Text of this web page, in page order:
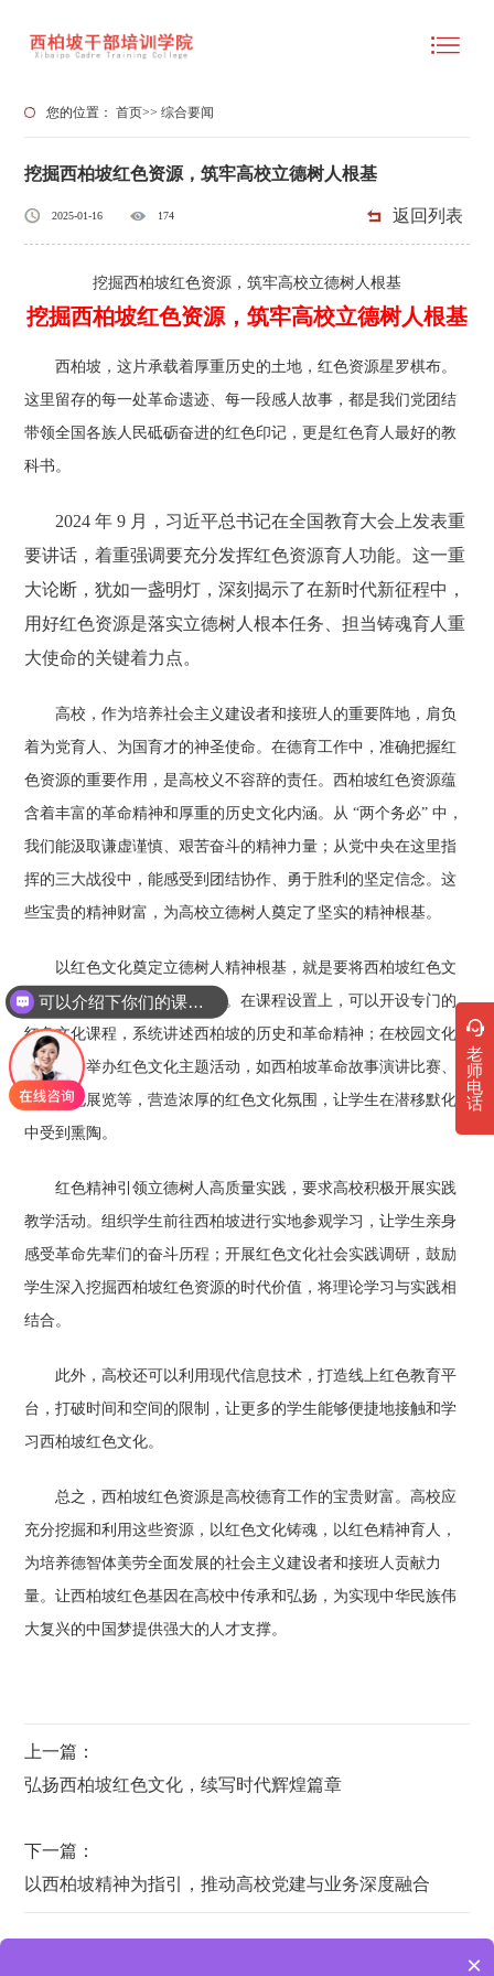
您的位置：首页>>综合要闻
挖掘西柏坡红色资源，筑牢高校立德树人根基
2025-01-16 174 返回列表
挖掘西柏坡红色资源，筑牢高校立德树人根基
挖掘西柏坡红色资源，筑牢高校立德树人根基
西柏坡，这片承载着厚重历史的土地，红色资源星罗棋布。
这里留存的每一处革命遗迹、每一段感人故事，都是我们党团结
带领全国各族人民砥砺奋进的红色印记，更是红色育人最好的教
科书。
2024 年 9 月，习近平总书记在全国教育大会上发表重
要讲话，着重强调要充分发挥红色资源育人功能。这一重
大论断，犹如一盏明灯，深刻揭示了在新时代新征程中，
用好红色资源是落实立德树人根本任务、担当铸魂育人重
大使命的关键着力点。
高校，作为培养社会主义建设者和接班人的重要阵地，肩负
着为党育人、为国育才的神圣使命。在德育工作中，准确把握红
色资源的重要作用，是高校义不容辞的责任。西柏坡红色资源蕴
含着丰富的革命精神和厚重的历史文化内涵。从 “两个务必” 中，
我们能汲取谦虚谨慎、艰苦奋斗的精神力量；从党中央在这里指
挥的三大战役中，能感受到团结协作、勇于胜利的坚定信念。这
些宝贵的精神财富，为高校立德树人奠定了坚实的精神根基。
以红色文化奠定立德树人精神根基，就是要将西柏坡红色文
化融入高校教育教学的全过程。在课程设置上，可以开设专门的
红色文化课程，系统讲述西柏坡的历史和革命精神；在校园文化
建设中，举办红色文化主题活动，如西柏坡革命故事演讲比赛、
红色文化展览等，营造浓厚的红色文化氛围，让学生在潜移默化
中受到熏陶。
红色精神引领立德树人高质量实践，要求高校积极开展实践
教学活动。组织学生前往西柏坡进行实地参观学习，让学生亲身
感受革命先辈们的奋斗历程；开展红色文化社会实践调研，鼓励
学生深入挖掘西柏坡红色资源的时代价值，将理论学习与实践相
结合。
此外，高校还可以利用现代信息技术，打造线上红色教育平
台，打破时间和空间的限制，让更多的学生能够便捷地接触和学
习西柏坡红色文化。
总之，西柏坡红色资源是高校德育工作的宝贵财富。高校应
充分挖掘和利用这些资源，以红色文化铸魂，以红色精神育人，
为培养德智体美劳全面发展的社会主义建设者和接班人贡献力
量。让西柏坡红色基因在高校中传承和弘扬，为实现中华民族伟
大复兴的中国梦提供强大的人才支撑。
上一篇：
弘扬西柏坡红色文化，续写时代辉煌篇章
下一篇：
以西柏坡精神为指引，推动高校党建与业务深度融合
老
师
电
话
可以介绍下你们的课程吗？
×